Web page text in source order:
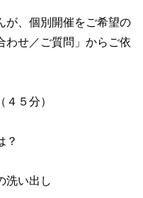
、個別開催をご希望の
わせ／ご質問」からご依
４５分）
？
洗い出し